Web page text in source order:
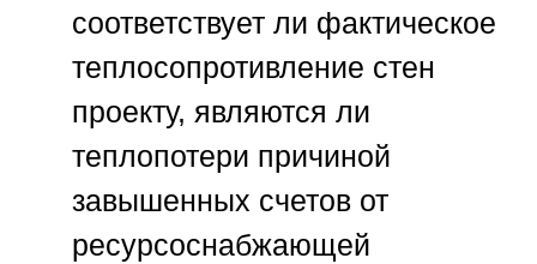
соответствует ли фактическое
теплосопротивление стен
проекту, являются ли
теплопотери причиной
завышенных счетов от
ресурсоснабжающей